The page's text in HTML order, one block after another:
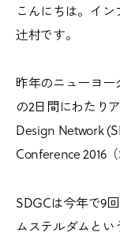
こんにちは。イ
辻村です。
昨年のニューヨー
の2日間にわたり
Design Network
Conference 2016
SDGCは今年で9
ムステルダムと